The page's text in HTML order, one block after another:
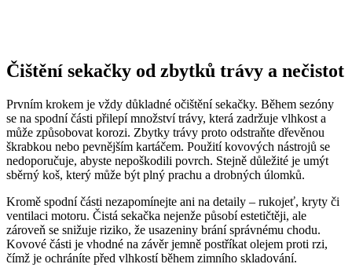
Čištění sekačky od zbytků trávy a nečistot
Prvním krokem je vždy důkladné očištění sekačky. Během sezóny
se na spodní části přilepí množství trávy, která zadržuje vlhkost a
může způsobovat korozi. Zbytky trávy proto odstraňte dřevěnou
škrabkou nebo pevnějším kartáčem. Použití kovových nástrojů se
nedoporučuje, abyste nepoškodili povrch. Stejně důležité je umýt
sběrný koš, který může být plný prachu a drobných úlomků.
Kromě spodní části nezapomínejte ani na detaily – rukojeť, kryty či
ventilaci motoru. Čistá sekačka nejenže působí estetičtěji, ale
zároveň se snižuje riziko, že usazeniny brání správnému chodu.
Kovové části je vhodné na závěr jemně postříkat olejem proti rzi,
čímž je ochráníte před vlhkostí během zimního skladování.